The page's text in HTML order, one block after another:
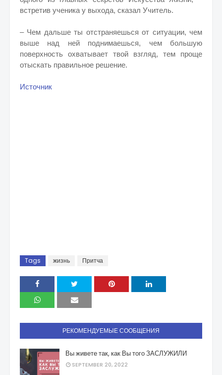
встретив ученика у выхода, сказал Учитель.
– Чем дальше ты отстраняешься от ситуации, чем
выше над ней поднимаешься, чем большую
поверхность охватывает твой взгляд, тем проще
отыскать правильное решение.
Источник
Tags жизнь Притча
РЕКОМЕНДУЕМЫЕ СООБЩЕНИЯ
Вы живете так, как Вы того ЗАСЛУЖИЛИ
SEPTEMBER 20, 2022